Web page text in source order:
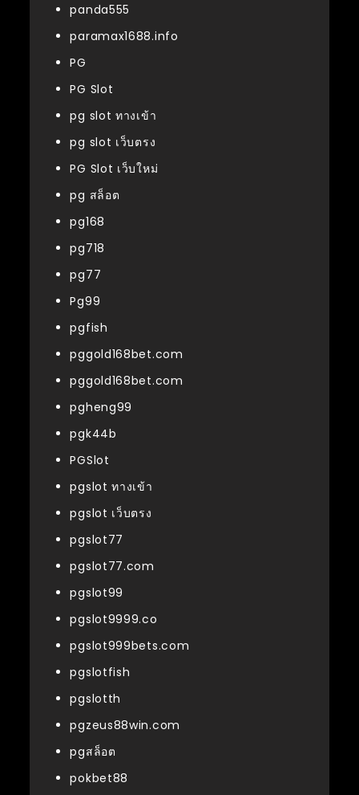
panda555
paramax1688.info
PG
PG Slot
pg slot ทางเข้า
pg slot เว็บตรง
PG Slot เว็บใหม่
pg สล็อต
pg168
pg718
pg77
Pg99
pgfish
pggold168bet.com
pggold168bet.com
pgheng99
pgk44b
PGSlot
pgslot ทางเข้า
pgslot เว็บตรง
pgslot77
pgslot77.com
pgslot99
pgslot9999.co
pgslot999bets.com
pgslotfish
pgslotth
pgzeus88win.com
pgสล็อต
pokbet88